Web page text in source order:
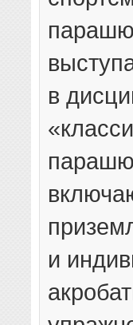
в
и